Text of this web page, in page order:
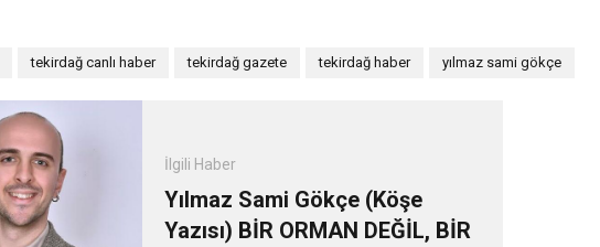
tekirdağ canlı haber tekirdağ gazete tekirdağ haber yılmaz sami gökçe
İlgili Haber
Yılmaz Sami Gökçe (Köşe
Yazısı) BİR ORMAN DEĞİL, BİR